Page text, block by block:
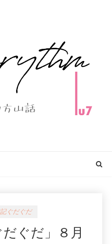
ぐだぐだ
だぐだ」８月